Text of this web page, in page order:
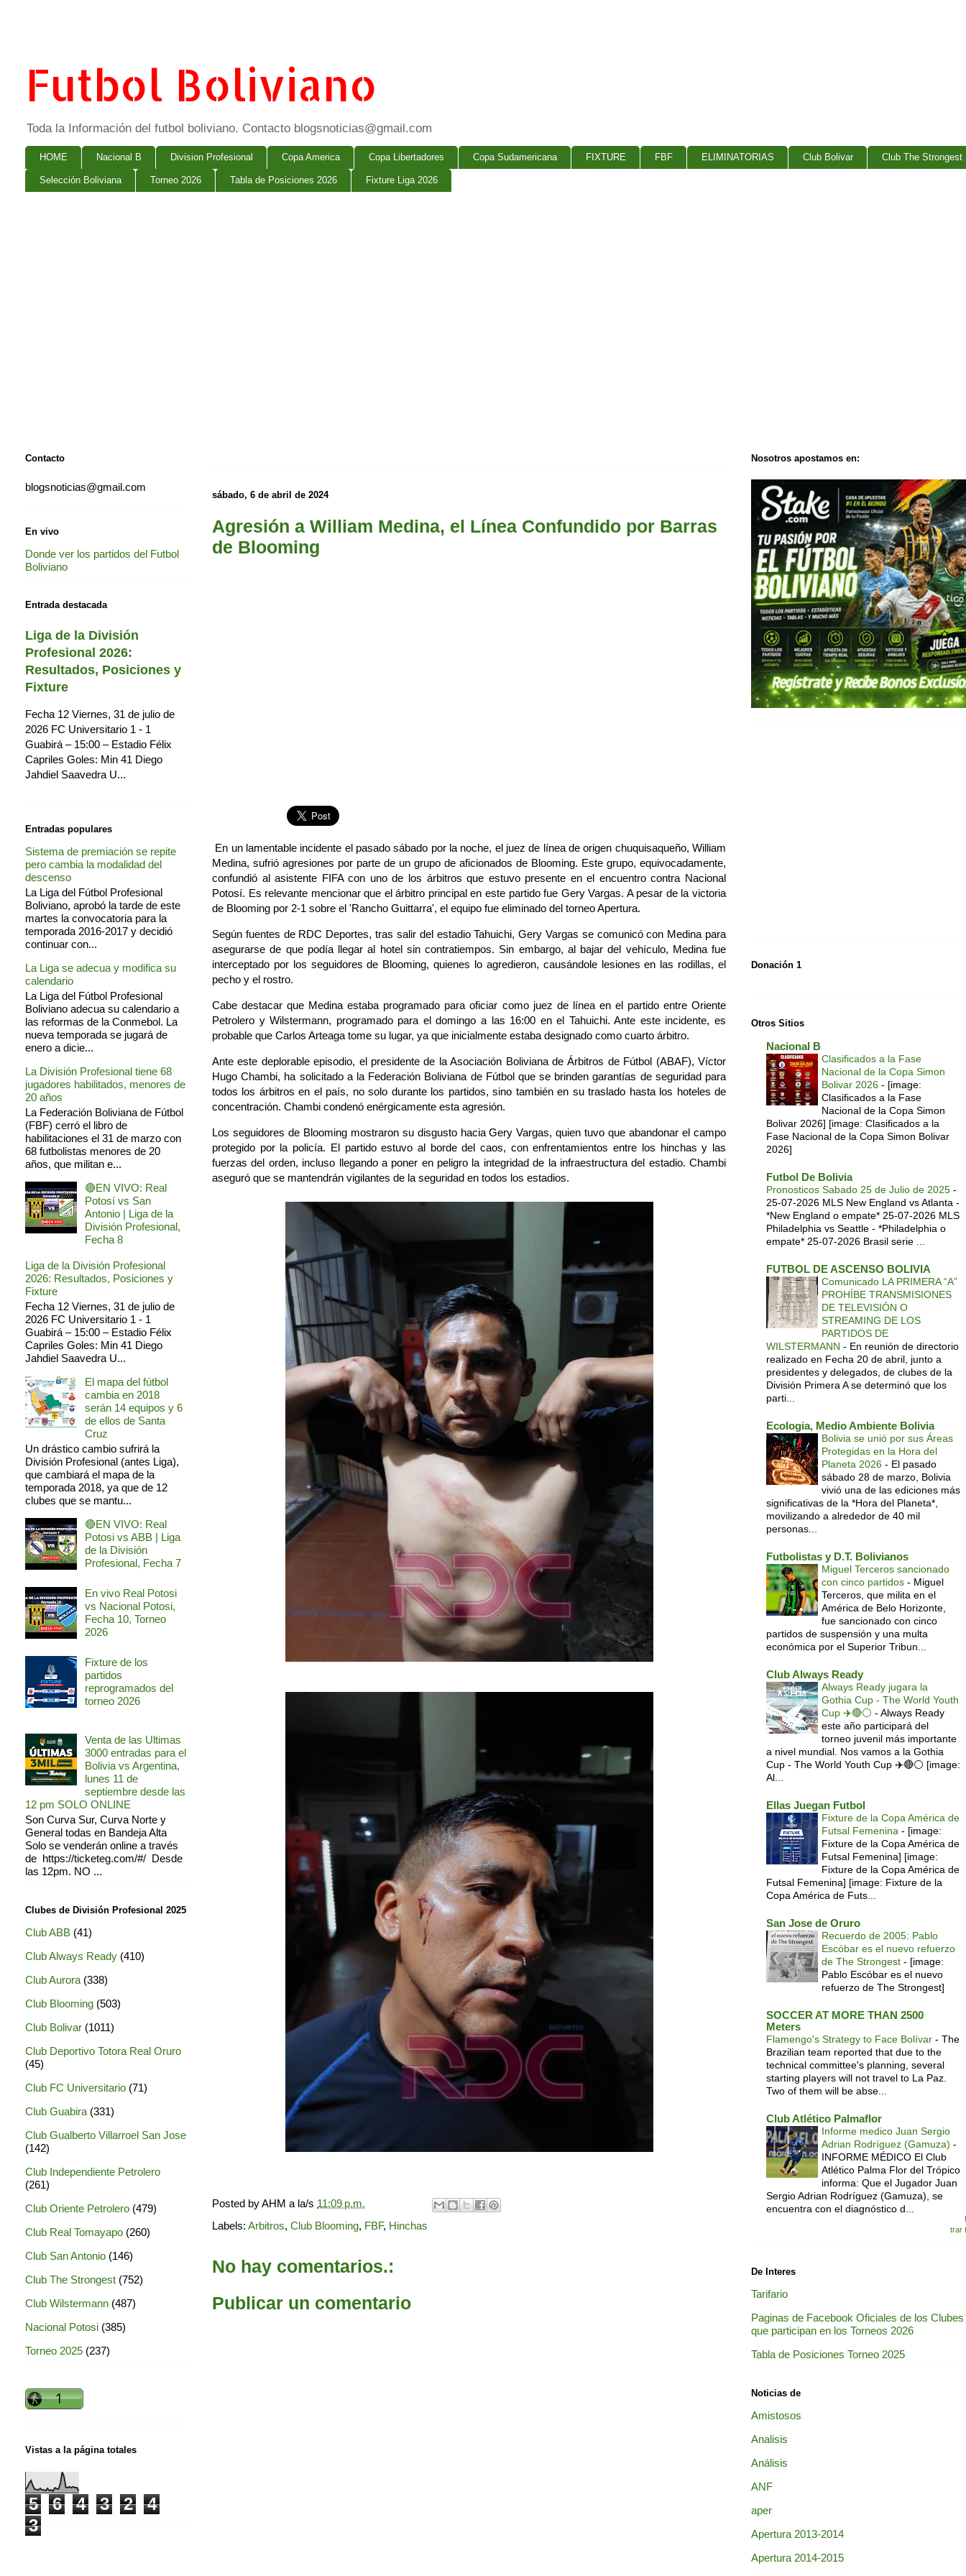
Futbol Boliviano
Toda la Información del futbol boliviano. Contacto blogsnoticias@gmail.com
HOME Nacional B Division Profesional Copa America Copa Libertadores Copa Sudamericana FIXTURE FBF ELIMINATORIAS Club Bolivar Club The Strongest
Selección Boliviana Torneo 2026 Tabla de Posiciones 2026 Fixture Liga 2026
sábado, 6 de abril de 2024
Agresión a William Medina, el Línea Confundido por Barras
de Blooming
En un lamentable incidente el pasado sábado por la noche, el juez de línea de origen chuquisaqueño, William
Medina, sufrió agresiones por parte de un grupo de aficionados de Blooming. Este grupo, equivocadamente,
confundió al asistente FIFA con uno de los árbitros que estuvo presente en el encuentro contra Nacional
Potosí. Es relevante mencionar que el árbitro principal en este partido fue Gery Vargas. A pesar de la victoria
de Blooming por 2-1 sobre el 'Rancho Guittarra', el equipo fue eliminado del torneo Apertura.
Según fuentes de RDC Deportes, tras salir del estadio Tahuichi, Gery Vargas se comunicó con Medina para
asegurarse de que podía llegar al hotel sin contratiempos. Sin embargo, al bajar del vehículo, Medina fue
interceptado por los seguidores de Blooming, quienes lo agredieron, causándole lesiones en las rodillas, el
pecho y el rostro.
Cabe destacar que Medina estaba programado para oficiar como juez de línea en el partido entre Oriente
Petrolero y Wilstermann, programado para el domingo a las 16:00 en el Tahuichi. Ante este incidente, es
probable que Carlos Arteaga tome su lugar, ya que inicialmente estaba designado como cuarto árbitro.
Ante este deplorable episodio, el presidente de la Asociación Boliviana de Árbitros de Fútbol (ABAF), Víctor
Hugo Chambi, ha solicitado a la Federación Boliviana de Fútbol que se brinden garantías de seguridad para
todos los árbitros en el país, no solo durante los partidos, sino también en su traslado hasta los hoteles de
concentración. Chambi condenó enérgicamente esta agresión.
Los seguidores de Blooming mostraron su disgusto hacia Gery Vargas, quien tuvo que abandonar el campo
protegido por la policía. El partido estuvo al borde del caos, con enfrentamientos entre los hinchas y las
fuerzas del orden, incluso llegando a poner en peligro la integridad de la infraestructura del estadio. Chambi
aseguró que se mantendrán vigilantes de la seguridad en todos los estadios.
Posted byAHM a la/s 11:09 p.m.
Labels: Arbitros, Club Blooming, FBF, Hinchas
No hay comentarios.:
Publicar un comentario
Contacto
blogsnoticias@gmail.com
En vivo
Donde ver los partidos del Futbol
Boliviano
Entrada destacada
Liga de la División
Profesional 2026:
Resultados, Posiciones y
Fixture
Fecha 12 Viernes, 31 de julio de
2026 FC Universitario 1 - 1
Guabirá – 15:00 – Estadio Félix
Capriles Goles: Min 41 Diego
Jahdiel Saavedra U...
Entradas populares
Sistema de premiación se repite
pero cambia la modalidad del
descenso
La Liga del Fútbol Profesional
Boliviano, aprobó la tarde de este
martes la convocatoria para la
temporada 2016-2017 y decidió
continuar con...
La Liga se adecua y modifica su
calendario
La Liga del Fútbol Profesional
Boliviano adecua su calendario a
las reformas de la Conmebol. La
nueva temporada se jugará de
enero a dicie...
La División Profesional tiene 68
jugadores habilitados, menores de
20 años
La Federación Boliviana de Fútbol
(FBF) cerró el libro de
habilitaciones el 31 de marzo con
68 futbolistas menores de 20
años, que militan e...
🔴EN VIVO: Real
Potosí vs San
Antonio | Liga de la
División Profesional,
Fecha 8
Liga de la División Profesional
2026: Resultados, Posiciones y
Fixture
Fecha 12 Viernes, 31 de julio de
2026 FC Universitario 1 - 1
Guabirá – 15:00 – Estadio Félix
Capriles Goles: Min 41 Diego
Jahdiel Saavedra U...
El mapa del fútbol
cambia en 2018
serán 14 equipos y 6
de ellos de Santa
Cruz
Un drástico cambio sufrirá la
División Profesional (antes Liga),
que cambiará el mapa de la
temporada 2018, ya que de 12
clubes que se mantu...
🔴EN VIVO: Real
Potosi vs ABB | Liga
de la División
Profesional, Fecha 7
En vivo Real Potosi
vs Nacional Potosi,
Fecha 10, Torneo
2026
Fixture de los
partidos
reprogramados del
torneo 2026
Venta de las Ultimas
3000 entradas para el
Bolivia vs Argentina,
lunes 11 de
septiembre desde las
12 pm SOLO ONLINE
Son Curva Sur, Curva Norte y
General todas en Bandeja Alta
Solo se venderán online a través
de https://ticketeg.com/#/ Desde
las 12pm. NO ...
Clubes de División Profesional 2025
Club ABB (41)
Club Always Ready (410)
Club Aurora (338)
Club Blooming (503)
Club Bolivar (1011)
Club Deportivo Totora Real Oruro
(45)
Club FC Universitario (71)
Club Guabira (331)
Club Gualberto Villarroel San Jose
(142)
Club Independiente Petrolero
(261)
Club Oriente Petrolero (479)
Club Real Tomayapo (260)
Club San Antonio (146)
Club The Strongest (752)
Club Wilstermann (487)
Nacional Potosi (385)
Torneo 2025 (237)
Vistas a la página totales
5 6 4 3 2
4
3
Nosotros apostamos en:
Donación 1
Otros Sitios
Nacional B
Clasificados a la Fase
Nacional de la Copa Simon
Bolivar 2026 - [image:
Clasificados a la Fase
Nacional de la Copa Simon
Bolivar 2026] [image: Clasificados a la
Fase Nacional de la Copa Simon Bolivar
2026]
Futbol De Bolivia
Pronosticos Sabado 25 de Julio de 2025 -
25-07-2026 MLS New England vs Atlanta -
*New England o empate* 25-07-2026 MLS
Philadelphia vs Seattle - *Philadelphia o
empate* 25-07-2026 Brasil serie ...
FUTBOL DE ASCENSO BOLIVIA
Comunicado LA PRIMERA “A”
PROHÍBE TRANSMISIONES
DE TELEVISIÓN O
STREAMING DE LOS
PARTIDOS DE
WILSTERMANN - En reunión de directorio
realizado en Fecha 20 de abril, junto a
presidentes y delegados, de clubes de la
División Primera A se determinó que los
parti...
Ecologia, Medio Ambiente Bolivia
Bolivia se unió por sus Áreas
Protegidas en la Hora del
Planeta 2026 - El pasado
sábado 28 de marzo, Bolivia
vivió una de las ediciones más
significativas de la *Hora del Planeta*,
movilizando a alrededor de 40 mil
personas...
Futbolistas y D.T. Bolivianos
Miguel Terceros sancionado
con cinco partidos - Miguel
Terceros, que milita en el
América de Belo Horizonte,
fue sancionado con cinco
partidos de suspensión y una multa
económica por el Superior Tribun...
Club Always Ready
Always Ready jugara la
Gothia Cup - The World Youth
Cup ✈️🔴⚪️ - Always Ready
este año participará del
torneo juvenil más importante
a nivel mundial. Nos vamos a la Gothia
Cup - The World Youth Cup ✈️🔴⚪️ [image:
Al...
Ellas Juegan Futbol
Fixture de la Copa América de
Futsal Femenina - [image:
Fixture de la Copa América de
Futsal Femenina] [image:
Fixture de la Copa América de
Futsal Femenina] [image: Fixture de la
Copa América de Futs...
San Jose de Oruro
Recuerdo de 2005: Pablo
Escóbar es el nuevo refuerzo
de The Strongest - [image:
Pablo Escóbar es el nuevo
refuerzo de The Strongest]
SOCCER AT MORE THAN 2500
Meters
Flamengo's Strategy to Face Bolívar - The
Brazilian team reported that due to the
technical committee's planning, several
starting players will not travel to La Paz.
Two of them will be abse...
Club Atlético Palmaflor
Informe medico Juan Sergio
Adrian Rodríguez (Gamuza) -
INFORME MÉDICO El Club
Atlético Palma Flor del Trópico
informa: Que el Jugador Juan
Sergio Adrian Rodríguez (Gamuza), se
encuentra con el diagnóstico d...
trar
De Interes
Tarifario
Paginas de Facebook Oficiales de los Clubes
que participan en los Torneos 2026
Tabla de Posiciones Torneo 2025
Noticias de
Amistosos
Analisis
Análisis
ANF
aper
Apertura 2013-2014
Apertura 2014-2015